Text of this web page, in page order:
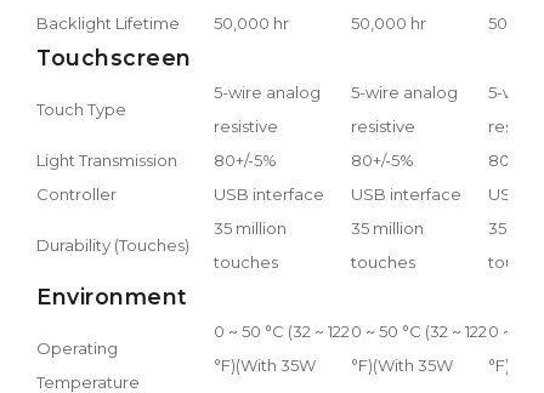
Backlight Lifetime
50,000 hr 50,000 hr
Touchscreen
Touch Type
5-wire analog
resistive
5-wire analog
resistive
5-wire
Light Transmission
80+/-5% 80+/-5%
80+/-
Controller
USB interface USB interface USB
Durability (Touches)
35 million
touches
35 million
touches
35
Environment
Operating
Temperature
0 ~ 50 °C (32 ~ 122
°F)(With 35W
0 ~ 50 °C (32 ~ 122
°F)(With 35W
0 ~ 50